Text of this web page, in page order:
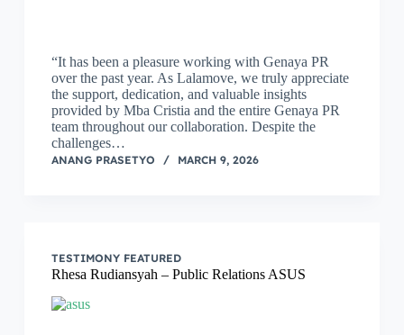
“It has been a pleasure working with Genaya PR
over the past year. As Lalamove, we truly appreciate
the support, dedication, and valuable insights
provided by Mba Cristia and the entire Genaya PR
team throughout our collaboration. Despite the
challenges…
ANANG PRASETYO MARCH 9, 2026
TESTIMONY FEATURED
Rhesa Rudiansyah – Public Relations ASUS